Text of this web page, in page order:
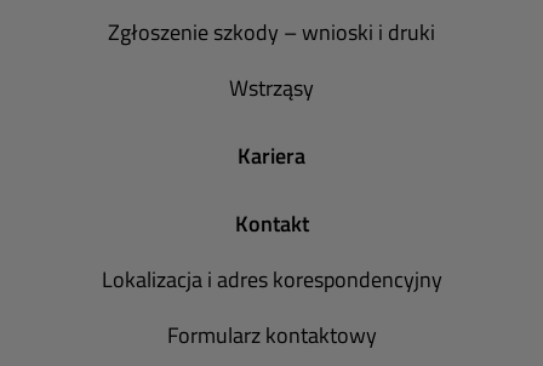
Zgłoszenie szkody – wnioski i druki
Wstrząsy
Kariera
Kontakt
Lokalizacja i adres korespondencyjny
Formularz kontaktowy